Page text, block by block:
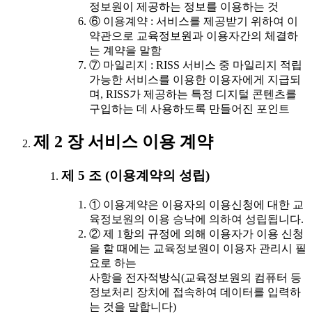
정보원이 제공하는 정보를 이용하는 것
⑥ 이용계약 : 서비스를 제공받기 위하여 이
약관으로 교육정보원과 이용자간의 체결하
는 계약을 말함
⑦ 마일리지 : RISS 서비스 중 마일리지 적립
가능한 서비스를 이용한 이용자에게 지급되
며, RISS가 제공하는 특정 디지털 콘텐츠를
구입하는 데 사용하도록 만들어진 포인트
제 2 장 서비스 이용 계약
제 5 조 (이용계약의 성립)
① 이용계약은 이용자의 이용신청에 대한 교
육정보원의 이용 승낙에 의하여 성립됩니다.
② 제 1항의 규정에 의해 이용자가 이용 신청
을 할 때에는 교육정보원이 이용자 관리시 필
요로 하는
사항을 전자적방식(교육정보원의 컴퓨터 등
정보처리 장치에 접속하여 데이터를 입력하
는 것을 말합니다)